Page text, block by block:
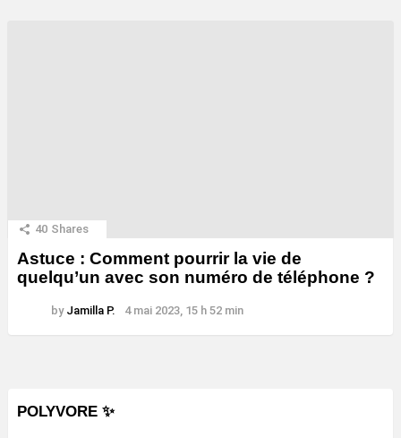
40 Shares
Astuce : Comment pourrir la vie de
quelqu’un avec son numéro de téléphone ?
by Jamilla P. 4 mai 2023, 15 h 52 min
POLYVORE ✨